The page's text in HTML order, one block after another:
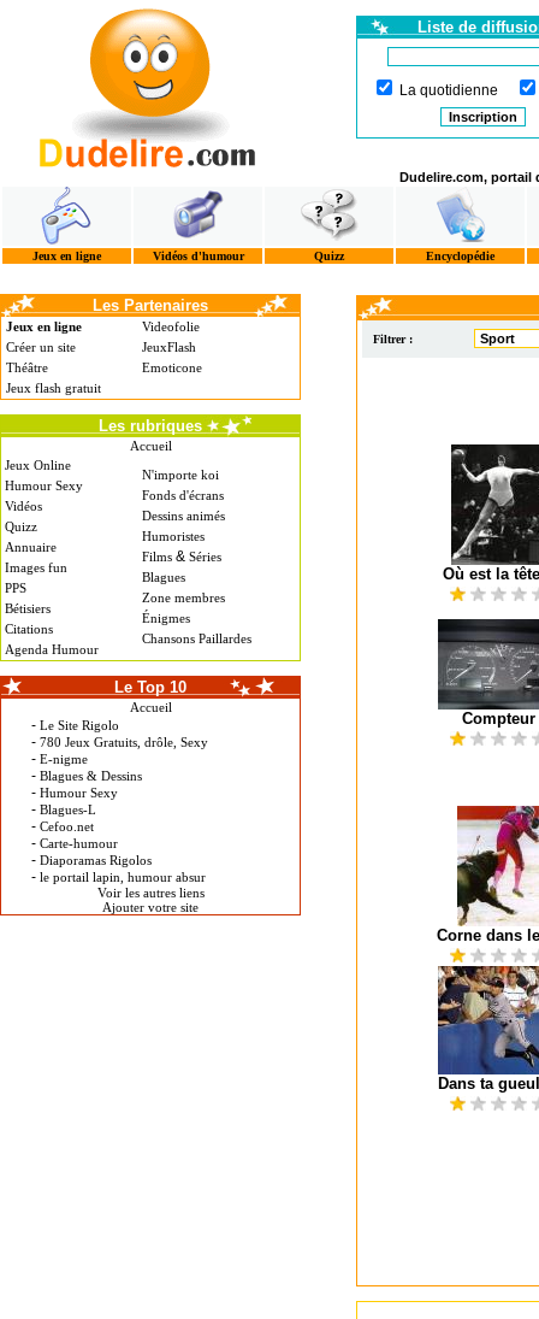
Liste de
La quotidienne
Dudelire.com, portail
Jeux en ligne Vidéos d'humour Quizz Encyclopédie
Les Partenaires
Jeux en ligne
Créer un site
Théâtre
Jeux flash gratuit
Videofolie
JeuxFlash
Emoticone
Les rubriques
Accueil
Jeux Online
Humour Sexy
Vidéos
Quizz
Annuaire
Images fun
PPS
Bétisiers
Citations
Agenda Humour
N'importe koi
Fonds d'écrans
Dessins animés
Humoristes
Films & Séries
Blagues
Zone membres
Énigmes
Chansons Paillardes
Le Top 10
Accueil
- Le Site Rigolo
- 780 Jeux Gratuits, drôle, Sexy
- E-nigme
- Blagues & Dessins
- Humour Sexy
- Blagues-L
- Cefoo.net
- Carte-humour
- Diaporamas Rigolos
- le portail lapin, humour absur
Voir les autres liens
Ajouter votre site
Filtrer :
Où est la
Compteur
Corne dans
Dans ta